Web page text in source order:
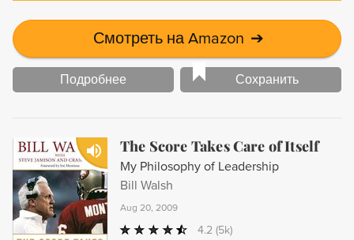
Смотреть на Amazon ➔
Подробнее Сохранить
The Score Takes Care of Itself
My Philosophy of Leadership
Bill Walsh
Aug 20, 2009
4.2 (5k)